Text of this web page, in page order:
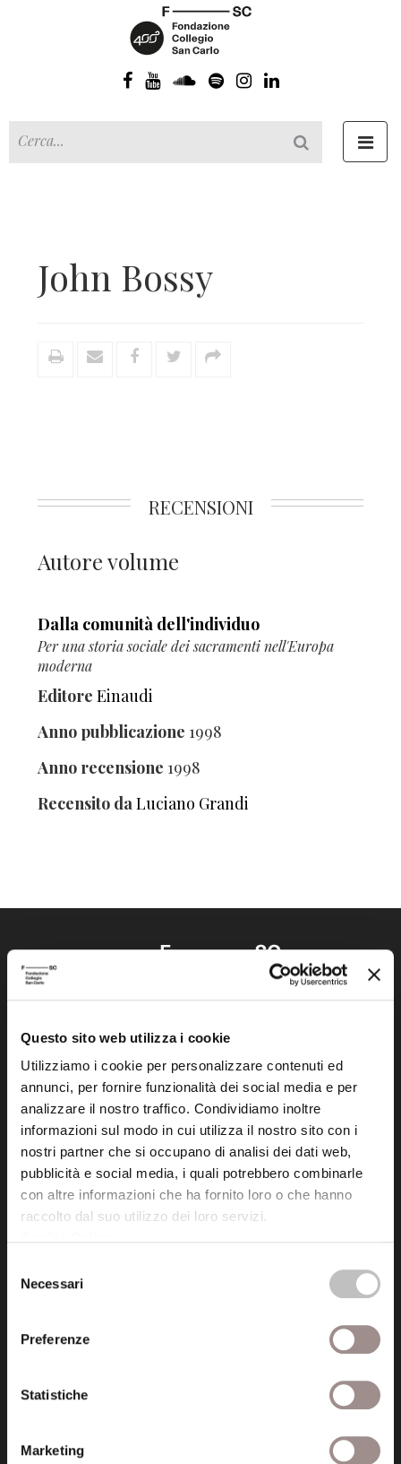
Questo sito web utilizza i cookie
Utilizziamo i cookie per personalizzare contenuti ed
annunci, per fornire funzionalità dei social media e per
analizzare il nostro traffico. Condividiamo inoltre
informazioni sul modo in cui utilizza il nostro sito con i
nostri partner che si occupano di analisi dei dati web,
pubblicità e social media, i quali potrebbero combinarle
con altre informazioni che ha fornito loro o che hanno
raccolto dal suo utilizzo dei loro servizi.
delNecessari
Preferenze
Statistiche
Marketing
John Bossy
RECENSIONI
Autore volume
Dalla comunità dell'individuo
Per una storia sociale dei sacramenti nell'Europa
moderna
Editore Einaudi
Anno pubblicazione 1998
Anno recensione 1998
Recensito daLuciano Grandi
Fondazione Collegio San Carlo
Via San Carlo 5
41121 Modena (MO)
P.I. 00641060363
tel. 059.421211
info@fondazionesancarlo.it
fondazionecollegiosancarlo@legalmail.it